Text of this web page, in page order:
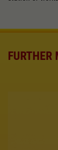
FURTHER